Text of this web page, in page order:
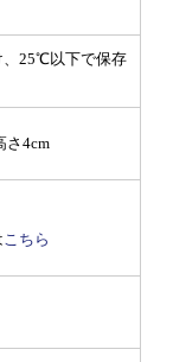
、25℃以下で保存
さ4cm
こちら